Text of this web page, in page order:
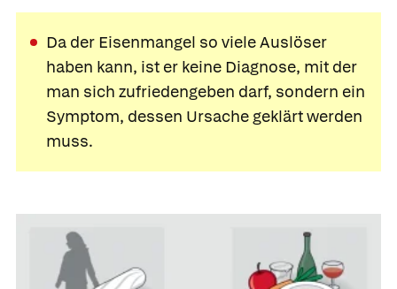
Da der Eisenmangel so viele Auslöser
haben kann, ist er keine Diagnose, mit der
man sich zufriedengeben darf, sondern ein
Symptom, dessen Ursache geklärt werden
muss.